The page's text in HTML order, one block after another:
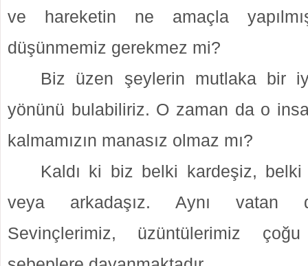
ve hareketin ne amaçla
düşünmemiz gerekmez mi?
Biz üzen şeylerin mutlaka bir
yönünü bulabiliriz. O zaman da o
kalmamızın manasız olmaz mı?
Kaldı ki biz belki kardeşiz,
veya arkadaşız. Aynı vatan
Sevinçlerimiz, üzüntülerimiz